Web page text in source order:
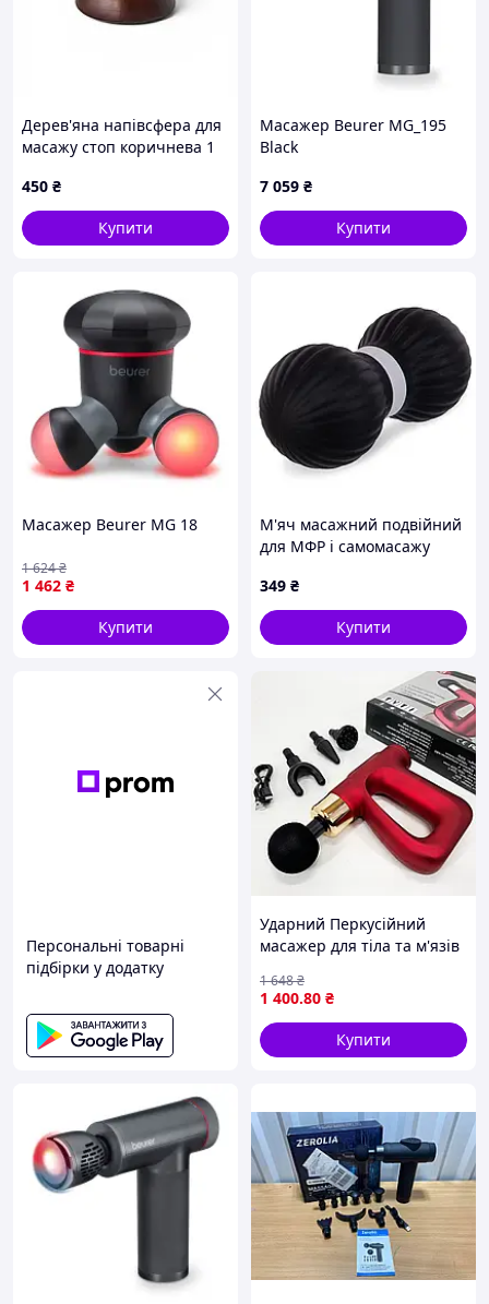
Дерев'яна напівсфера для
масажу стоп коричнева 1
450 ₴
Купити
Масажер Beurer MG_195
Black
7 059 ₴
Купити
Масажер Beurer MG 18
1 462 ₴
1 624₴
Купити
М'яч масажний подвійний
для МФР і самомасажу
ø6,5 см кольору в
асортименті Сірий
349 ₴
Купити
Персональні товарні
підбірки у додатку
Ударний Перкусійний
масажер для тіла та м'язів
007 акумуляторний
червоний
1 400.80 ₴
1 648₴
Купити